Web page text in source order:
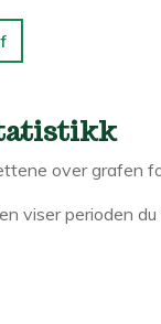
over grafen
viser perioden